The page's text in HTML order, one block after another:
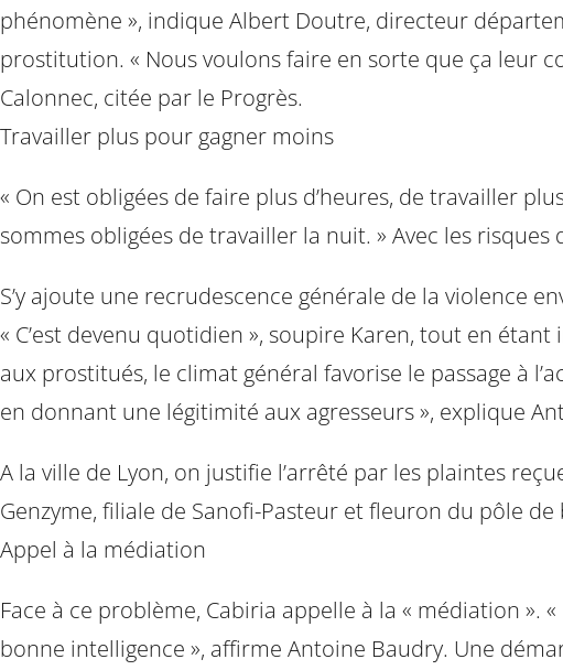
phénomène », indique Albert Doutre, directeur
prostitution. « Nous voulons faire en sorte que ça leur
Calonnec, citée par le Progrès.
Travailler plus pour gagner moins
« On est obligées de faire plus d’heures, de travailler
sommes obligées de travailler la nuit. » Avec les
S’y ajoute une recrudescence générale de la violence
« C’est devenu quotidien », soupire Karen, tout en
aux prostitués, le climat général favorise le passage à
en donnant une légitimité aux agresseurs », explique
A la ville de Lyon, on justifie l’arrêté par les plaintes
Genzyme, filiale de Sanofi-Pasteur et fleuron du pôle
Appel à la médiation
Face à ce problème, Cabiria appelle à la « médiation
bonne intelligence », affirme Antoine Baudry. Une